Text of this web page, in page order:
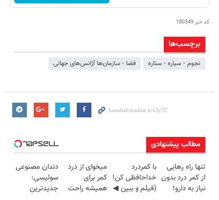
کد خبر180349
برچسب‌ها
نجوم - سیاره - ستاره فضا - سازمان‌ها آژانس‌های جهانی
مطالب پیشنهادی
تنها راه رهایی
از کمر درد بدون
نیاز به دارو!
با کمردرد
خداحافظی کن!
(فیلم و ببین ◀
میخوای از درد
کمر برای
همیشه راحت
دندان مصنوعی
سوئیسی:
جدیدترین